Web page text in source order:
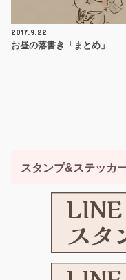
2017.9.22
お昼の落書き「まとめ」
スタンプ&ステッカ